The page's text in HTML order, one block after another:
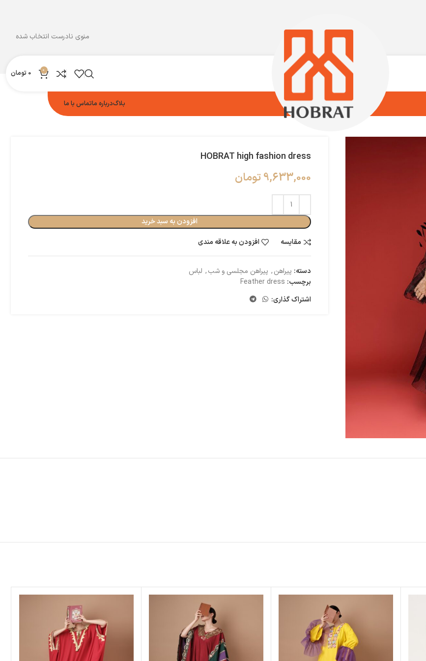
منوی نادرست انتخاب شده
0
0 تومان
بلاگدرباره ماتماس با ما
HOBRAT high fashion dress
9,633,000تومان
افزودن به سبد خرید
مقایسه
افزودن به علاقه مندی
دسته: پیراهن, پیراهن مجلسی و شب, لباس
برچسب: Feather dress
اشتراک گذاری: